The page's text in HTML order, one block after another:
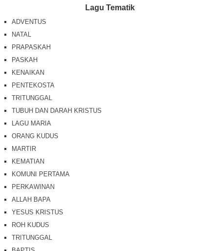
Lagu Tematik
ADVENTUS
NATAL
PRAPASKAH
PASKAH
KENAIKAN
PENTEKOSTA
TRITUNGGAL
TUBUH DAN DARAH KRISTUS
LAGU MARIA
ORANG KUDUS
MARTIR
KEMATIAN
KOMUNI PERTAMA
PERKAWINAN
ALLAH BAPA
YESUS KRISTUS
ROH KUDUS
TRITUNGGAL